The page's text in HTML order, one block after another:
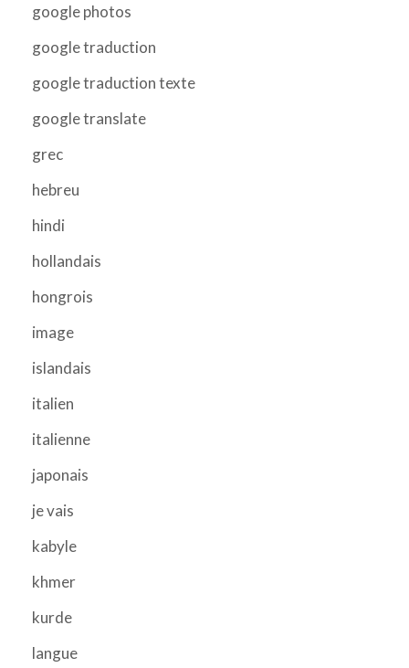
google photos
google traduction
google traduction texte
google translate
grec
hebreu
hindi
hollandais
hongrois
image
islandais
italien
italienne
japonais
je vais
kabyle
khmer
kurde
langue